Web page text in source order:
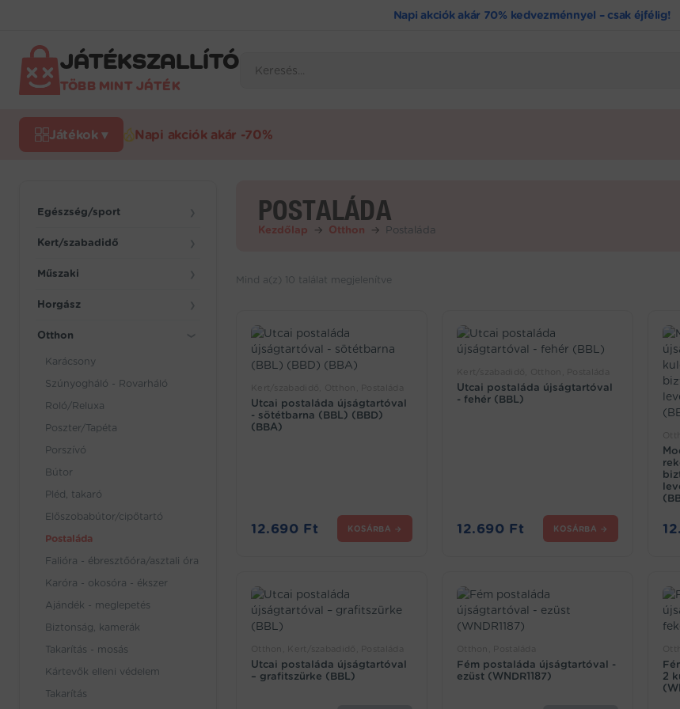
Napi akciók akár 70% kedvezménnyel – csak éjfélig!
JÁTÉKSZALLÍTÓ
TÖBB MINT JÁTÉK
search
Játékok ▾ Napi akciók akár -70%
Egészség/sport ❯
Kert/szabadidő ❯
Műszaki ❯
Horgász ❯
Otthon ❯
Karácsony
Szúnyogháló - Rovarháló
Roló/Reluxa
Poszter/Tapéta
Porszívó
Bútor
Pléd, takaró
Előszobabútor/cipőtartó
Postaláda
Falióra - ébresztőóra/asztali óra
Karóra - okosóra - ékszer
Ajándék - meglepetés
Biztonság, kamerák
Takarítás - mosás
Kártevők elleni védelem
Takarítás
POSTALÁDA
Kezdőlap → Otthon → Postaláda
Mind a(z) 10 találat megjelenítve
Utcai postaláda újságtartóval
- sötétbarna (BBL) (BBD)
(BBA)
12.690 Ft KOSÁRBA →
Utcai postaláda újságtartóval
- fehér (BBL)
12.690 Ft KOSÁRBA →
Utcai postaláda újságtartóval
– grafitszürke (BBL)
Fém postaláda újságtartóval -
ezüst (WNDR1187)
2